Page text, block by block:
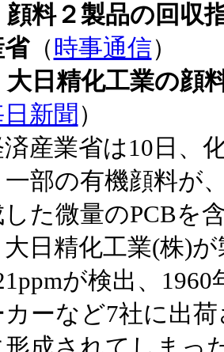
顔料２製品の回収
（時事通信）
大日精化工業の顔
新聞 ）
産業省は10日、
一部の有機顔料が
た微量のPCBを
日精化工業(株)
が検出、
カーなど7社に出